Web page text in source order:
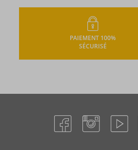
PAIEMENT 100%
SÉCURISÉ